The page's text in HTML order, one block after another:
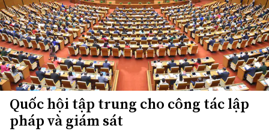
Quốc hội tập trung cho công tác lập
pháp và giám sát